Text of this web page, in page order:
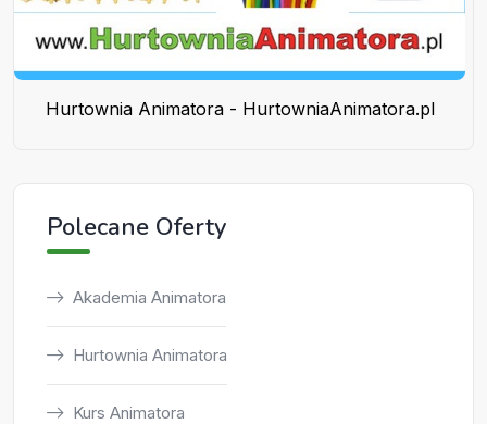
Hurtownia Animatora - HurtowniaAnimatora.pl
Polecane Oferty
Akademia Animatora
Hurtownia Animatora
Kurs Animatora